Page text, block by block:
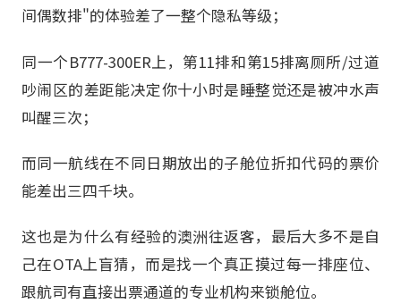
间偶数排"的体验差了一整个隐私等级；
同一个B777-300ER上，第11排和第15排离厕所/过道
吵闹区的差距能决定你十小时是睡整觉还是被冲水声
叫醒三次；
而同一航线在不同日期放出的子舱位折扣代码的票价
能差出三四千块。
这也是为什么有经验的澳洲往返客，最后大多不是自
己在OTA上盲猜，而是找一个真正摸过每一排座位、
跟航司有直接出票通道的专业机构来锁舱位。